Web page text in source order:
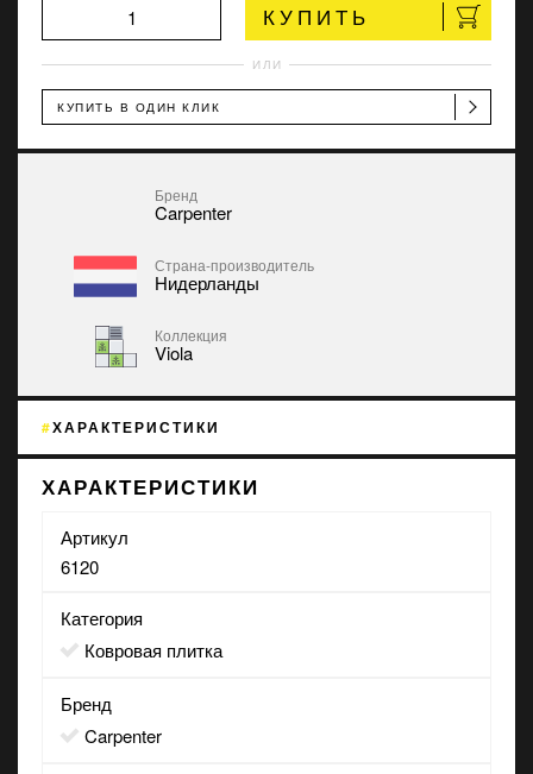
КУПИТЬ
ИЛИ
КУПИТЬ В ОДИН КЛИК
Бренд
Carpenter
Страна-производитель
Нидерланды
Коллекция
Viola
ХАРАКТЕРИСТИКИ
ХАРАКТЕРИСТИКИ
Артикул
6120
Категория
Ковровая плитка
Бренд
Carpenter